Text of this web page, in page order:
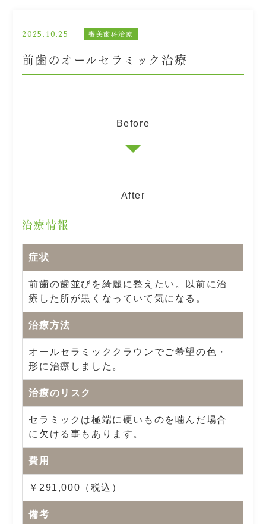
2025.10.25 審美歯科治療
前歯のオールセラミック治療
Before
After
治療情報
症状
前歯の歯並びを綺麗に整えたい。以前に治
療した所が黒くなっていて気になる。
治療方法
オールセラミッククラウンでご希望の色・
形に治療しました。
治療のリスク
セラミックは極端に硬いものを噛んだ場合
に欠ける事もあります。
費用
￥291,000（税込）
備考